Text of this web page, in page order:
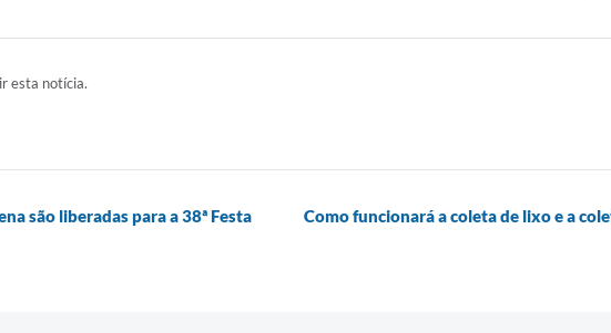
esta notícia.
são liberadas para a 38ª Festa
Como funcionará a coleta de lixo e a